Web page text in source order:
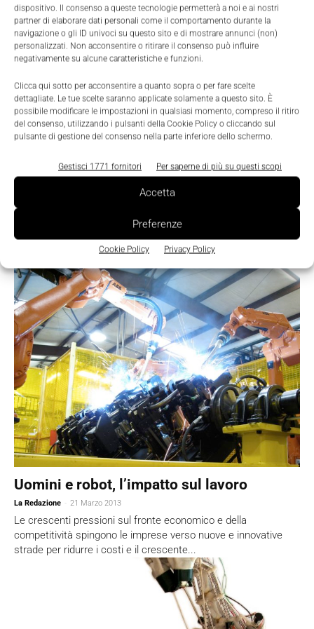
dispositivo. Il consenso a queste tecnologie permetterà a noi e ai nostri
partner di elaborare dati personali come il comportamento durante la
navigazione o gli ID univoci su questo sito e di mostrare annunci (non)
personalizzati. Non acconsentire o ritirare il consenso può influire
negativamente su alcune caratteristiche e funzioni.
Clicca qui sotto per acconsentire a quanto sopra o per fare scelte
dettagliate. Le tue scelte saranno applicate solamente a questo sito. È
possibile modificare le impostazioni in qualsiasi momento, compreso il ritiro
del consenso, utilizzando i pulsanti della Cookie Policy o cliccando sul
pulsante di gestione del consenso nella parte inferiore dello schermo.
Gestisci 1771 fornitori Per saperne di più su questi scopi
Accetta
Preferenze
Cookie Policy Privacy Policy
Sistemi di Visione per Robot
La Redazione
Non è la prima volta che affrontiamo il tema della Robot
Vision, e l’ultima volta è stata nel gennaio 2012. Da allora, quali
Uomini e robot, l’impatto sul lavoro
La Redazione - 21 Marzo 2013
Le crescenti pressioni sul fronte economico e della
competitività spingono le imprese verso nuove e innovative
strade per ridurre i costi e il crescente...